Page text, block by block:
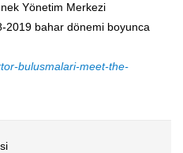
Yönetim Merkezi
2019 bahar dönemi boyunca
bulusmalari-meet-the-